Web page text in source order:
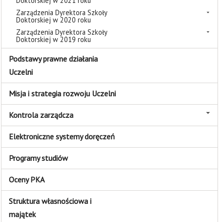
Zarządzenia Dyrektora Szkoły
Doktorskiej w 2020 roku
Zarządzenia Dyrektora Szkoły
Doktorskiej w 2019 roku
Podstawy prawne działania
Uczelni
Misja i strategia rozwoju Uczelni
Kontrola zarządcza
Elektroniczne systemy doręczeń
Programy studiów
Oceny PKA
Struktura własnościowa i
majątek